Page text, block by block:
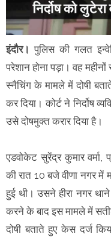
इंदौर। पुलिस की गलत
परेशान होना पड़ा। वह
स्नैचिंग के मामले में दोषी
कर दिया। कोर्ट ने निर्दोष
उसे दोषमुक्त करार दिया है।
एडवोकेट सुरेंद्र कुमार
की रात 10 बजे वीणा नगर में
हुई थी। उसने हीरा नगर
करने के बाद इस मामले में
दोषी बताते हुए केस दर्ज